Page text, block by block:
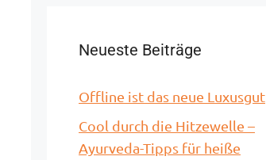
Neueste Beiträge
Offline ist das neue Luxusgut
Cool durch die Hitzewelle –
Ayurveda-Tipps für heiße